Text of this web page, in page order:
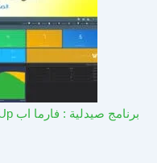
برنامج صيدلية : فارما اب PharmaUp​